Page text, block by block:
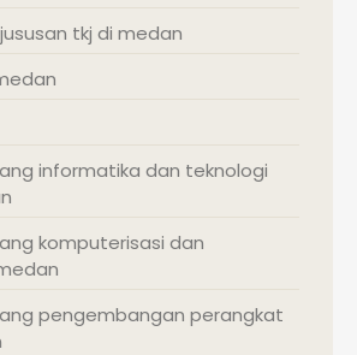
tkj di medan
informatika dan teknologi
komputerisasi dan
pengembangan perangkat